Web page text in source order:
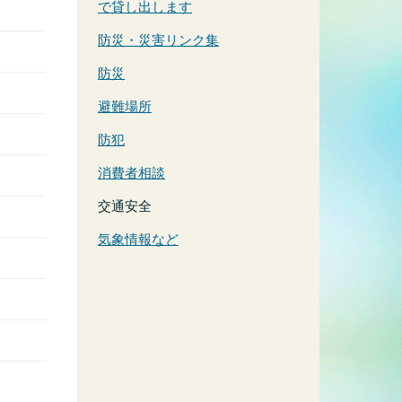
で貸し出します
防災・災害リンク集
防災
避難場所
防犯
消費者相談
交通安全
気象情報など